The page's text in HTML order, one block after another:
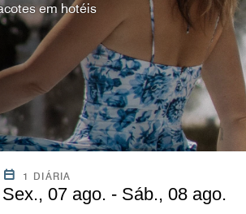
em hotéis
1 DIÁRIA
Sex., 07 ago. - Sáb., 08 ago.